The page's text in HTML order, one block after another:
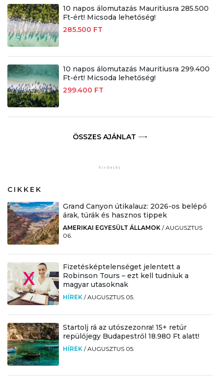
10 napos álomutazás Mauritiusra 285.500
Ft-ért! Micsoda lehetőség!
285.500 FT
10 napos álomutazás Mauritiusra 299.400
Ft-ért! Micsoda lehetőség!
299.400 FT
ÖSSZES AJÁNLAT
CIKKEK
Grand Canyon útikalauz: 2026-os belépő
árak, túrák és hasznos tippek
AMERIKAI EGYESÜLT ÁLLAMOK /AUGUSZTUS
06.
Fizetésképtelenséget jelentett a
Robinson Tours – ezt kell tudniuk a
magyar utasoknak
HÍREK /AUGUSZTUS 05.
Startolj rá az utószezonra! 15+ retúr
repülőjegy Budapestről 18.980 Ft alatt!
HÍREK /AUGUSZTUS 05.